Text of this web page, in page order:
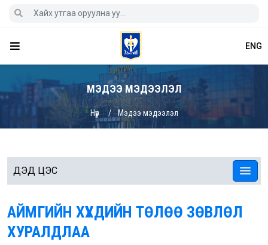
ENG
МЭДЭЭ МЭДЭЭЛЭЛ
Нүүр Мэдээ мэдээлэл
ДЭД ЦЭС
АЙМГИЙН ХҮҮХДИЙН ТӨЛӨӨ ЗӨВЛӨЛ
ХУРАЛДЛАА